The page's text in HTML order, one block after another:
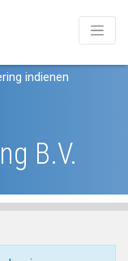
indienen
B.V.